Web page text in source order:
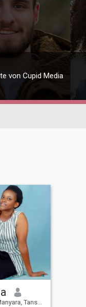
von Cupid Media
Tansania